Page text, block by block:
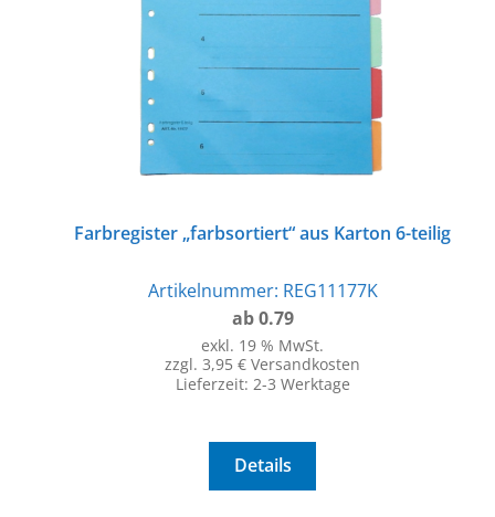
Farbregister „farbsortiert“ aus Karton 6-teilig
Artikelnummer: REG11177K
ab 0.79
exkl. 19 % MwSt.
zzgl. 3,95 € Versandkosten
Lieferzeit: 2-3 Werktage
Details